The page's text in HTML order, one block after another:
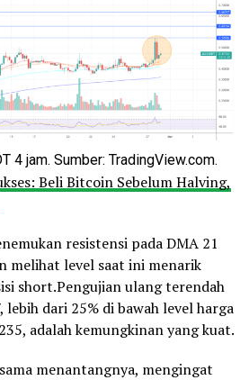
4 jam. Sumber: TradingView.com.
Beli Bitcoin Sebelum Halving,
resistensi pada DMA 21
melihat level saat ini menarik
short.Pengujian ulang terendah
lebih dari 25% di bawah level harga
adalah kemungkinan yang kuat.
menantangnya, mengingat